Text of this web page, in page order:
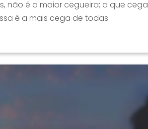
não é a maior cegueira; a que cega
é a mais cega de todas.